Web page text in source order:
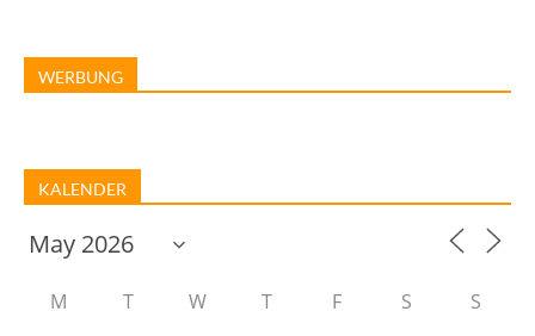
WERBUNG
KALENDER
M T W T F S S